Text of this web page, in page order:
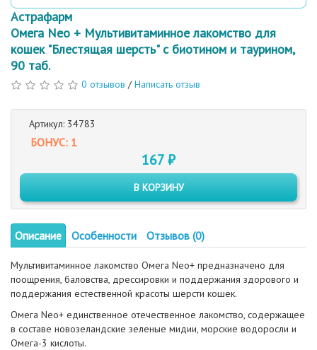
Астрафарм
Омега Neo + Мультивитаминное лакомство для
кошек "Блестящая шерсть" с биотином и таурином,
90 таб.
0 отзывов /Написать отзыв
Артикул: 34783
БОНУС: 1
167 ₽
В КОРЗИНУ
Описание Особенности Отзывов (0)
Мультивитаминное лакомство Омега Neo+ предназначено для
поощрения, баловства, дрессировки и поддержания здорового и
поддержания естественной красоты шерсти кошек.
Омега Neo+ единственное отечественное лакомство, содержащее
в составе новозеландские зеленые мидии, морские водоросли и
Омега-3 кислоты.